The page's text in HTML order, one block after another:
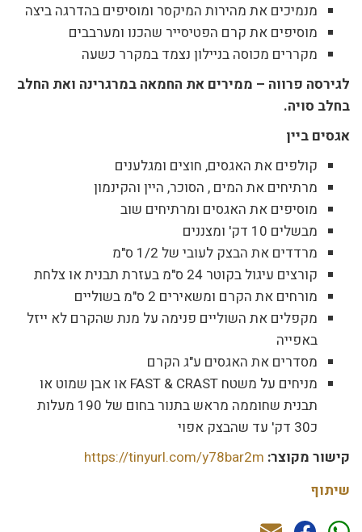
מנמיכים את מהירות המיקסר ומוסיפים בהדרגה ביצה
מוסיפים את קרם הפטיסייר שהכנו ומערבבים
מקררים מכוסה בניילון נצמד במקרר כשעה
לגירסה פרווה – ממירים את החמאה במרגרינה ואת החלב
בחלב סויה.
אגסים ביין
קולפים את האגסים, חוצים ומגלענים
מרתיחים את המים , הסוכר, היין והקינמון
מוסיפים את האגסים ומרתיחים שוב
מבשלים 10 דק' ומצננים
מרדדים את הבצק לעובי של 1/2 ס"מ
קורצים עיגול בקוטר 24 ס"מ בעזרת תבנית או צלחת
מורחים את הקרם ומשאירים 2 ס"מ בשוליים
מקפלים את השוליים פנימה על מנת שהקרם לא ייזל
באפייה
מסדרים את האגסים ע"ג הקרם
מניחים על משטח FAST & CRAST או אבן שמוט או
תבנית שחוממה מראש בתנור בחום של 190 מעלות
כ30 דק' עד שהבצק אפוי
קישור מקוצר: https://tinyurl.com/y78bar2m
שיתוף